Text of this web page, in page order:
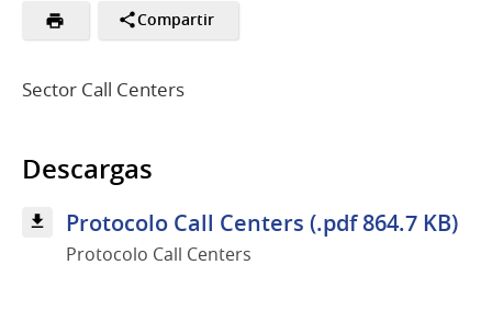
Compartir
Sector Call Centers
Descargas
Protocolo Call Centers (.pdf 864.7 KB)
Protocolo Call Centers